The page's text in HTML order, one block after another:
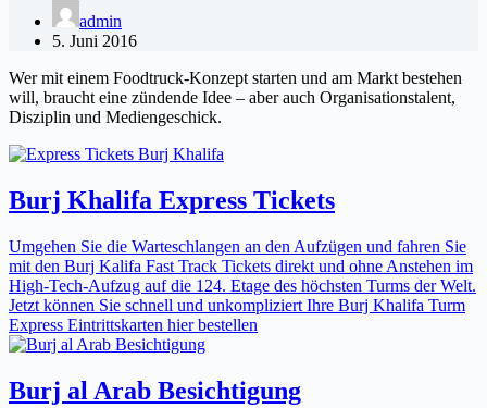
admin
5. Juni 2016
Wer mit einem Foodtruck-Konzept starten und am Markt bestehen
will, braucht eine zündende Idee – aber auch Organisationstalent,
Disziplin und Mediengeschick.
Burj Khalifa Express Tickets
Umgehen Sie die Warteschlangen an den Aufzügen und fahren Sie
mit den Burj Kalifa Fast Track Tickets direkt und ohne Anstehen im
High-Tech-Aufzug auf die 124. Etage des höchsten Turms der Welt.
Jetzt können Sie schnell und unkompliziert Ihre Burj Khalifa Turm
Express Eintrittskarten hier bestellen
Burj al Arab Besichtigung